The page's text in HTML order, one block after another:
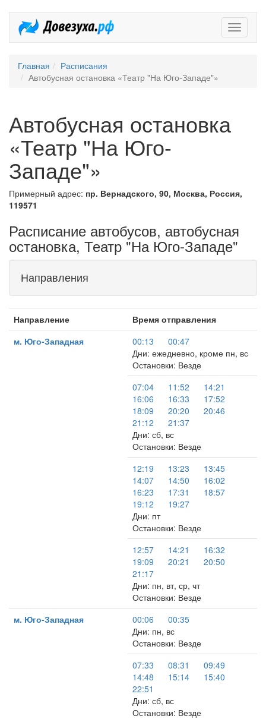
Главная
Расписания
Автобусная остановка «Театр "На Юго-Западе"»
Автобусная остановка
«Театр "На Юго-
Западе"»
Примерный адрес: пр. Вернадского, 90, Москва, Россия,
119571
Расписание автобусов, автобусная
остановка, Театр "На Юго-Западе"
Направления
Направление
Время отправления
м. Юго-Западная
00:13
00:47
Дни: ежедневно, кроме пн, вс
Остановки: Везде
07:04
11:52
14:21
16:06
16:33
17:52
18:09
20:20
20:46
21:12
21:37
Дни: сб, вс
Остановки: Везде
12:19
13:23
13:45
14:07
14:50
16:02
16:23
17:31
18:57
19:12
19:27
Дни: пт
Остановки: Везде
12:57
14:21
16:32
19:09
20:21
20:50
21:17
Дни: пн, вт, ср, чт
Остановки: Везде
м. Юго-Западная
00:06
00:35
Дни: пн, вс
Остановки: Везде
07:33
08:31
09:49
14:48
15:14
15:40
22:51
Дни: сб, вс
Остановки: Везде